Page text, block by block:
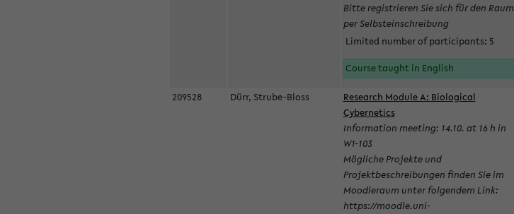
Bitte registrieren Sie sich für den Raum
per Selbsteinschreibung
Limited number of participants: 5
Course taught in English
209528 Dürr, Strube-Bloss
Research Module A: Biological
Cybernetics
Information meeting: 14.10. at 16 h in
W1-103
Mögliche Projekte und
Projektbeschreibungen finden Sie im
Moodleraum unter folgendem Link:
https://moodle.uni-